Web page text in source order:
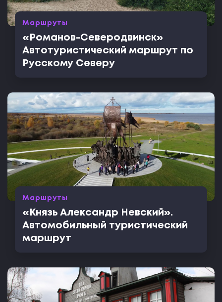
Маршруты
«Романов-Северодвинск»
Автотуристический маршрут по
Русскому Северу
Маршруты
«Князь Александр Невский».
Автомобильный туристический
маршрут